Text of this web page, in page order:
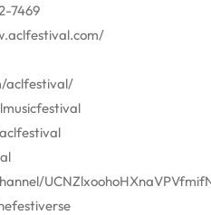
7469
aclfestival/